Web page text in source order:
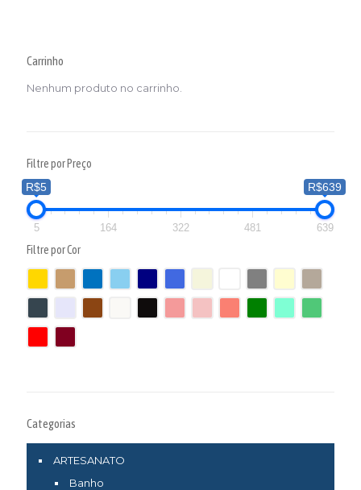
Carrinho
Nenhum produto no carrinho.
Filtre por Preço
R$5
R$639
5 164 322 481 639
Filtre por Cor
Categorias
ARTESANATO
Banho